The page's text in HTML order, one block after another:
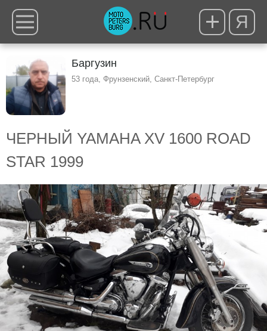
Я
Баргузин
53 года, Фрунзенский, Санкт-Петербург
ЧЕРНЫЙ YAMAHA XV 1600 ROAD
STAR 1999